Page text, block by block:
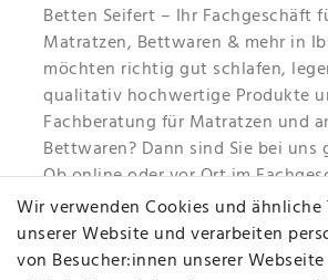
Betten Seifert – Ihr Fachgeschäft
Matratzen, Bettwaren & mehr in
möchten richtig gut schlafen,
qualitativ hochwertige Produkte
Fachberatung für Matratzen und
Bettwaren? Dann sind Sie bei uns
Ob online oder vor Ort im
Ibbenbüren - wir beraten Sie
Mehr erfahren
Wir verwenden Cookies und
unserer Website und verarbeiten
von Besucher:innen unserer Webseite